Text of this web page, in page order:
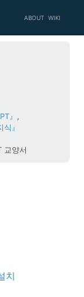
ABOUT WIKI
』 ,
』
교양서
치